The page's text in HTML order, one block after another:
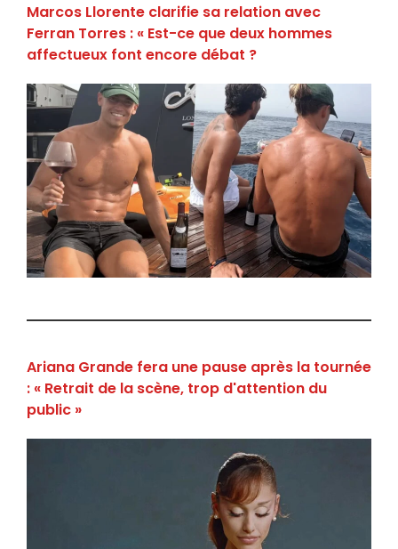
Marcos Llorente clarifie sa relation avec
Ferran Torres : « Est-ce que deux hommes
affectueux font encore débat ?
Ariana Grande fera une pause après la tournée
: « Retrait de la scène, trop d'attention du
public »